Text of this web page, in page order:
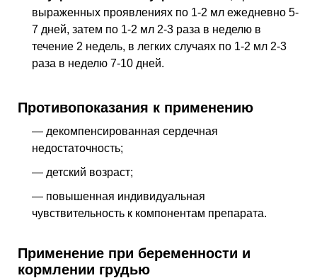
выраженных проявлениях по 1-2 мл ежедневно 5-
7 дней, затем по 1-2 мл 2-3 раза в неделю в
течение 2 недель, в легких случаях по 1-2 мл 2-3
раза в неделю 7-10 дней.
Противопоказания к применению
— декомпенсированная сердечная
недостаточность;
— детский возраст;
— повышенная индивидуальная
чувствительность к компонентам препарата.
Применение при беременности и
кормлении грудью